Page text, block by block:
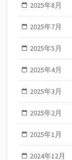
2025年8月
2025年7月
2025年5月
2025年4月
2025年3月
2025年2月
2025年1月
2024年12月